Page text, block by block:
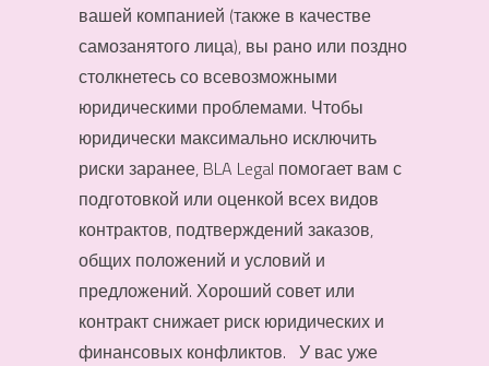
вашей компанией (также в качестве
самозанятого лица), вы рано или поздно
столкнетесь со всевозможными
юридическими проблемами. Чтобы
юридически максимально исключить
риски заранее, BLA Legal помогает вам с
подготовкой или оценкой всех видов
контрактов, подтверждений заказов,
общих положений и условий и
предложений. Хороший совет или
контракт снижает риск юридических и
финансовых конфликтов. У вас уже